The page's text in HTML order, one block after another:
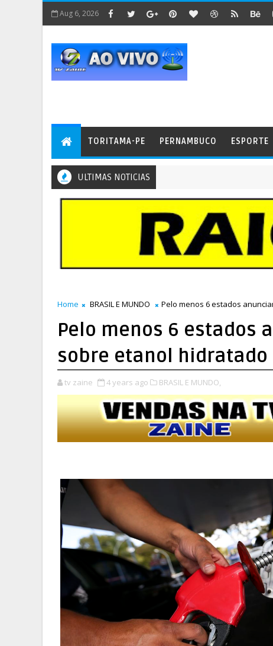
Aug 6, 2026
TORITAMA-PE PERNAMBUCO ESPORTE
ULTIMAS NOTICIAS
Home BRASIL E MUNDO Pelo menos 6 estados
Pelo menos 6 estados
sobre etanol hidratado
tv zaine 4 years ago BRASIL E MUNDO,